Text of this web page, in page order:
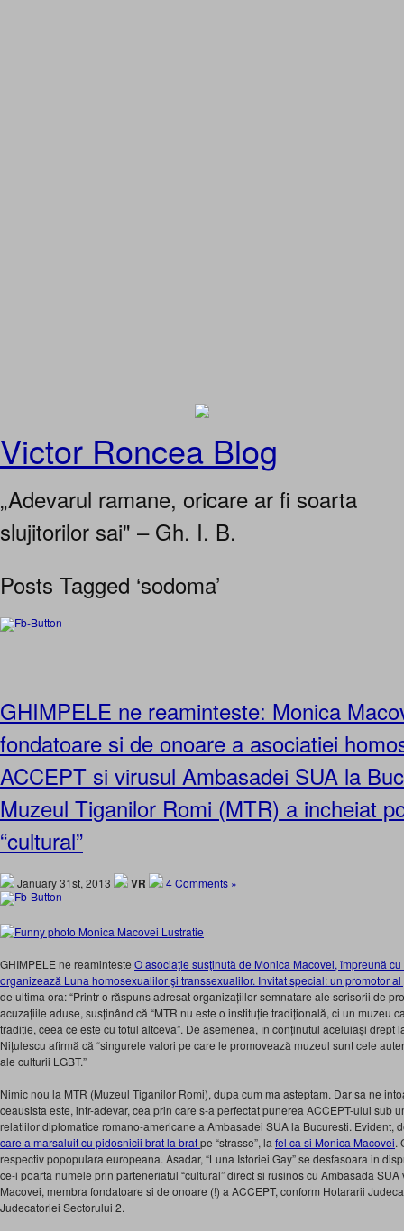
Victor Roncea Blog
„Adevarul ramane, oricare ar fi soarta
slujitorilor sai" – Gh. I. B.
Posts Tagged ‘sodoma’
GHIMPELE ne reaminteste: Monica
fondatoare si de onoare a asociatiei
ACCEPT si virusul Ambasadei SUA la
Muzeul Tiganilor Romi (MTR) a incheiat
“cultural”
January 31st, 2013 VR 4 Comments »
GHIMPELE ne reaminteste O asociaţie susţinută de Monica Macovei, împreună
organizează Luna homosexualilor şi transsexualilor. Invitat special: un promotor
de ultima ora: “Printr-o răspuns adresat organizațiilor semnatare ale scrisorii de
acuzațiile aduse, susținând că “MTR nu este o instituție tradițională, ci un muzeu
tradiție, ceea ce este cu totul altceva”. De asemenea, în conținutul aceluiași drept
Nițulescu afirmă că “singurele valori pe care le promovează muzeul sunt cele
ale culturii LGBT.”
Nimic nou la MTR (Muzeul Tiganilor Romi), dupa cum ma asteptam. Dar sa ne
ceausista este, intr-adevar, cea prin care s-a perfectat punerea ACCEPT-ului sub
relatiilor diplomatice romano-americane a Ambasadei SUA la Bucuresti. Evident,
care a marsaluit cu pidosnicii brat la bratpe “strasse”, la fel ca si Monica Macovei.
respectiv popopulara europeana. Asadar, “Luna Istoriei Gay” se desfasoara in
ce-i poarta numele prin parteneriatul “cultural” direct si rusinos cu Ambasada
Macovei, membra fondatoare si de onoare (!) a ACCEPT, conform Hotararii
Judecatoriei Sectorului 2.